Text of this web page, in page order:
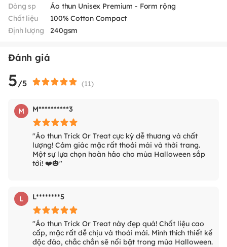
Dòng sp
Áo thun Unisex Premium - Form rộng
Chất liệu
100% Cotton Compact
Định lượng
240gsm
Đánh giá
5/5 (11)
M M**********3
"Áo thun Trick Or Treat cực kỳ dễ thương và chất
lượng! Cảm giác mặc rất thoải mái và thời trang.
Một sự lựa chọn hoàn hảo cho mùa Halloween sắp
tới! ❤️🎃"
L L********5
"Áo thun Trick Or Treat này đẹp quá! Chất liệu cao
cấp, mặc rất dễ chịu và thoải mái. Mình thích thiết kế
độc đáo, chắc chắn sẽ nổi bật trong mùa Halloween.